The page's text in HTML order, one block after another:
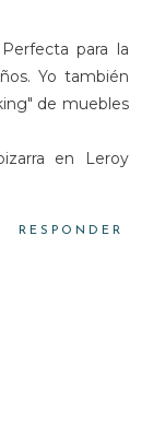
para la
Yo también
de muebles
en Leroy
RESPONDER